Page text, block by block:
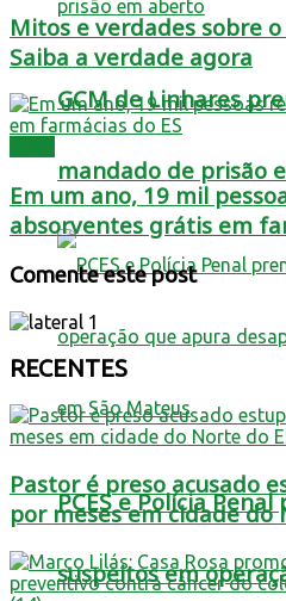
GCM de Linhares
mandado de prisão
PCES e Polícia
suspeitos em
Mitos e verdades sobre
Saiba a verdade agora
Em um ano, 19 mil
absorventes grátis em
Comente este post
RECENTES
Pastor é preso acusado
por meses em cidade do